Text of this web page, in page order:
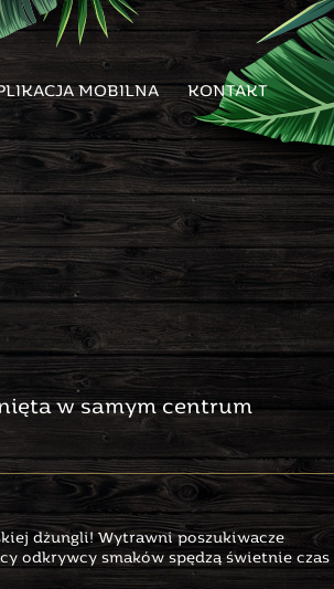
MOBILNA KONTAKT
w samym centrum
dżungli! Wytrawni poszukiwacze
odkrywcy smaków spędzą świetnie czas